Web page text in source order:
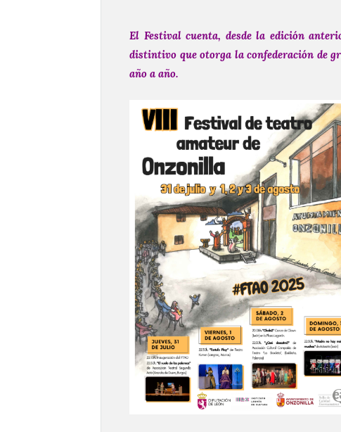
El Festival cuenta, desde la edición
distintivo que otorga la confederación de
año a año.